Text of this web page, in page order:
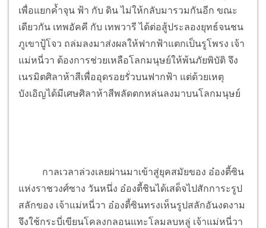
เพื่อแยกค้ำจุน ฟ้า กับ ดิน ไม่ให้กลับมารวมกันอีก ขณะ
เดียวกัน เทพอัคคี กับ เทพวารี ได้ต่อสู้ประลองยุทธ์จนชน
ภูเขาปู้โจว ถล่มลงมาส่งผลให้ฟากฟ้าแตกเป็นรูโพรง เจ้า
แม่หนี่วา ต้องการช่วยเหลือโลกมนุษย์ให้พ้นภัยพิบัติ จึง
เนรมิตศิลาห้าสีเพื่ออุดรอยรั่วบนฟากฟ้า แต่ด้วยเหตุ
บังเอิญได้มีเศษศิลาห้าสีพลัดตกหล่นลงมาบนโลกมนุษย์
กาลเวลาล่วงเลยผ่านมาเข้าสู่ยุคสมัยของ อ๋องตี้ซิน
แห่งราชวงศ์ซาง วันหนึ่ง อ๋องตี้ชินได้เสด็จไปสักการะรูป
สลักของ เจ้าแม่หนี่วา อ๋องตี้ซินทรงเห็นรูปสลักอันงดงาม
จึงใช้กระบี่เขียนโคลงกลอนแทะโลมลบหลู่ เจ้าแม่หนี่วา